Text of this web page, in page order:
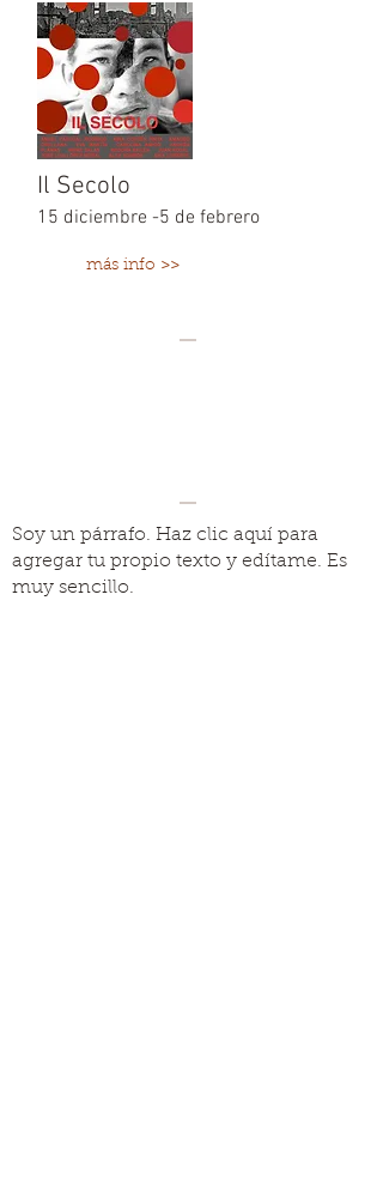
Il Secolo
15 diciembre -5 de febrero
más info >>
Soy un párrafo. Haz clic aquí para
agregar tu propio texto y edítame. Es
muy sencillo.